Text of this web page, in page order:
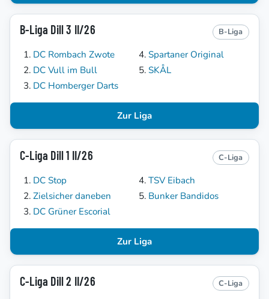
B-Liga Dill 3 II/26 B-Liga
DC Rombach Zwote
DC Vull im Bull
DC Homberger Darts
Spartaner Original
SKÅL
Zur Liga
C-Liga Dill 1 II/26 C-Liga
DC Stop
Zielsicher daneben
DC Grüner Escorial
TSV Eibach
Bunker Bandidos
Zur Liga
C-Liga Dill 2 II/26 C-Liga